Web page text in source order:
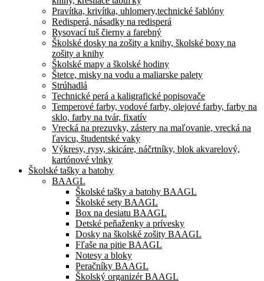
Pravítka, krivítka, uhlomery,technické šablóny
Redisperá, násadky na redisperá
Rysovací tuš čierny a farebný
Školské dosky na zošity a knihy, školské boxy na
zošity a knihy
Školské mapy a školské hodiny
Štetce, misky na vodu a maliarske palety
Strúhadlá
Technické perá a kaligrafické popisovače
Temperové farby, vodové farby, olejové farby, farby na
sklo, farby na tvár, fixatív
Vrecká na prezuvky, zástery na maľovanie, vrecká na
ľavicu, študentské vaky
Výkresy, rysy, skicáre, náčrtníky, blok akvarelový,
kartónové vlnky
Školské tašky a batohy
BAAGL
Školské tašky a batohy BAAGL
Školské sety BAAGL
Box na desiatu BAAGL
Detské peňaženky a prívesky
Dosky na školské zošity BAAGL
Fľaše na pitie BAAGL
Notesy a bloky
Peračníky BAAGL
Školský organizér BAAGL